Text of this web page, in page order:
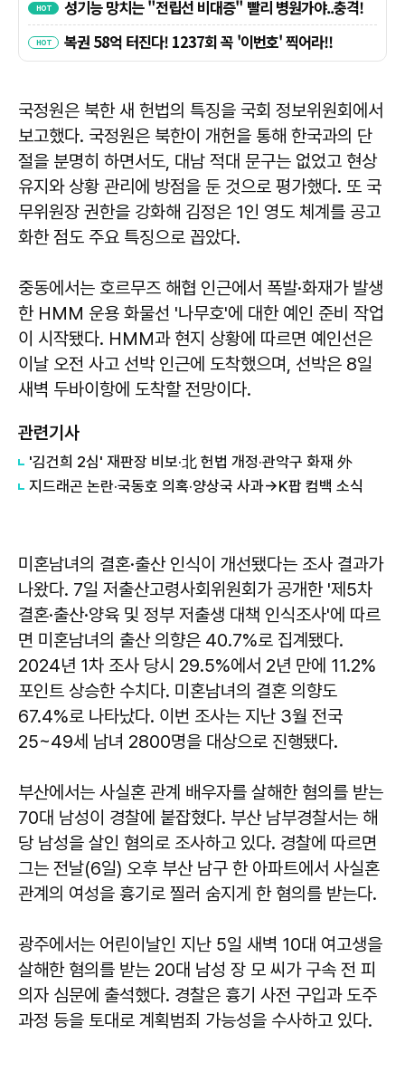
국정원은 북한 새 헌법의 특징을 국회 정보위원회에서
보고했다. 국정원은 북한이 개헌을 통해 한국과의 단
절을 분명히 하면서도, 대남 적대 문구는 없었고 현상
유지와 상황 관리에 방점을 둔 것으로 평가했다. 또 국
무위원장 권한을 강화해 김정은 1인 영도 체계를 공고
화한 점도 주요 특징으로 꼽았다.
중동에서는 호르무즈 해협 인근에서 폭발·화재가 발생
한 HMM 운용 화물선 '나무호'에 대한 예인 준비 작업
이 시작됐다. HMM과 현지 상황에 따르면 예인선은
이날 오전 사고 선박 인근에 도착했으며, 선박은 8일
새벽 두바이항에 도착할 전망이다.
관련기사
'김건희 2심' 재판장 비보·北 헌법 개정·관악구 화재 外
지드래곤 논란·국동호 의혹·양상국 사과→K팝 컴백 소식
미혼남녀의 결혼·출산 인식이 개선됐다는 조사 결과가
나왔다. 7일 저출산고령사회위원회가 공개한 '제5차
결혼·출산·양육 및 정부 저출생 대책 인식조사'에 따르
면 미혼남녀의 출산 의향은 40.7%로 집계됐다.
2024년 1차 조사 당시 29.5%에서 2년 만에 11.2%
포인트 상승한 수치다. 미혼남녀의 결혼 의향도
67.4%로 나타났다. 이번 조사는 지난 3월 전국
25~49세 남녀 2800명을 대상으로 진행됐다.
부산에서는 사실혼 관계 배우자를 살해한 혐의를 받는
70대 남성이 경찰에 붙잡혔다. 부산 남부경찰서는 해
당 남성을 살인 혐의로 조사하고 있다. 경찰에 따르면
그는 전날(6일) 오후 부산 남구 한 아파트에서 사실혼
관계의 여성을 흉기로 찔러 숨지게 한 혐의를 받는다.
광주에서는 어린이날인 지난 5일 새벽 10대 여고생을
살해한 혐의를 받는 20대 남성 장 모 씨가 구속 전 피
의자 심문에 출석했다. 경찰은 흉기 사전 구입과 도주
과정 등을 토대로 계획범죄 가능성을 수사하고 있다.